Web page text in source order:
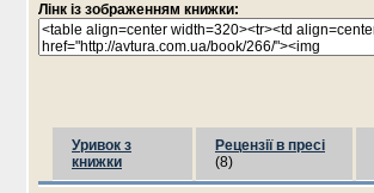
Лінк із зображенням книжки:
Уривок з
книжки
Рецензії в пресі
(8)